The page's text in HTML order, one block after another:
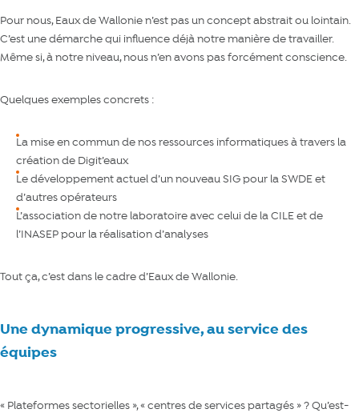
Pour nous, Eaux de Wallonie n’est pas un concept abstrait ou lointain.
C’est une démarche qui influence déjà notre manière de travailler.
Même si, à notre niveau, nous n’en avons pas forcément conscience.
Quelques exemples concrets :
La mise en commun de nos ressources informatiques à travers la
création de Digit’eaux
Le développement actuel d’un nouveau SIG pour la SWDE et
d’autres opérateurs
L’association de notre laboratoire avec celui de la CILE et de
l’INASEP pour la réalisation d’analyses
Tout ça, c’est dans le cadre d’Eaux de Wallonie.
Une dynamique progressive, au service des
équipes
« Plateformes sectorielles », « centres de services partagés » ? Qu’est-